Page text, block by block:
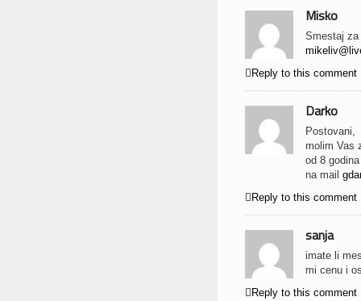
Misko
Smestaj za
 Reply to this comment
Darko
Postovani,
molim Vas
od 8
na mail
 Reply to this comment
sanja
imate li
mi cenu i
 Reply to this comment